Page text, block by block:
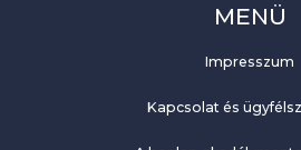
MENÜ
Impresszum
Kapcsolat és